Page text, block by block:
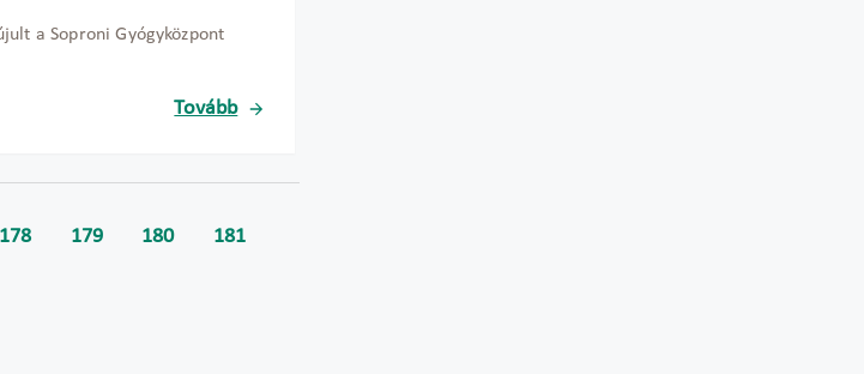
a Soproni Gyógyközpont
Tovább
178 179 180 181